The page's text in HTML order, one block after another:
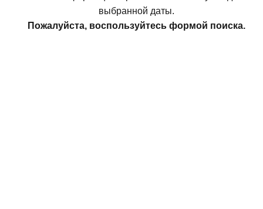
выбранной даты.
Пожалуйста, воспользуйтесь формой поиска.